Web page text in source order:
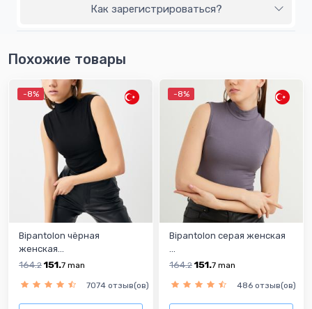
Как зарегистрироваться?
Похожие товары
-8%
Bipantolon чёрная
женская...
164.2 151.7 man
7074 отзыв(ов)
-8%
Bipantolon серая женская
164.2 151.7 man
486 отзыв(ов)